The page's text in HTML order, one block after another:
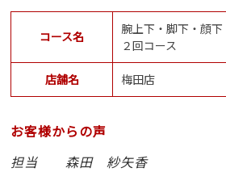
コース名
腕上下・脚下・顔
２回コース
店舗名 梅田店
お客様からの声
担当 森田 紗矢香